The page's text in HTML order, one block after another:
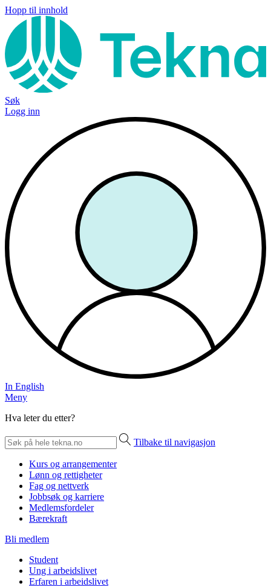
Hopp til innhold
Søk
Logg inn
In English
Meny
Hva leter du etter?
Tilbake til navigasjon
Kurs og arrangementer
Lønn og rettigheter
Fag og nettverk
Jobbsøk og karriere
Medlemsfordeler
Bærekraft
Bli medlem
Student
Ung i arbeidslivet
Erfaren i arbeidslivet